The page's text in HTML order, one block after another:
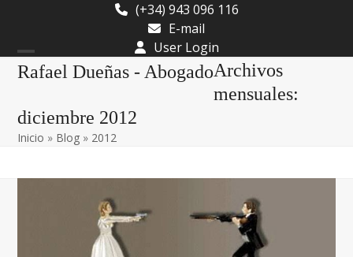
content
(+34) 943 096 116
E-mail
User Login
Rafael Dueñas - Abogado
Open
menu
Close
menu
Archivos
mensuales:
diciembre 2012
Inicio » Blog » 2012